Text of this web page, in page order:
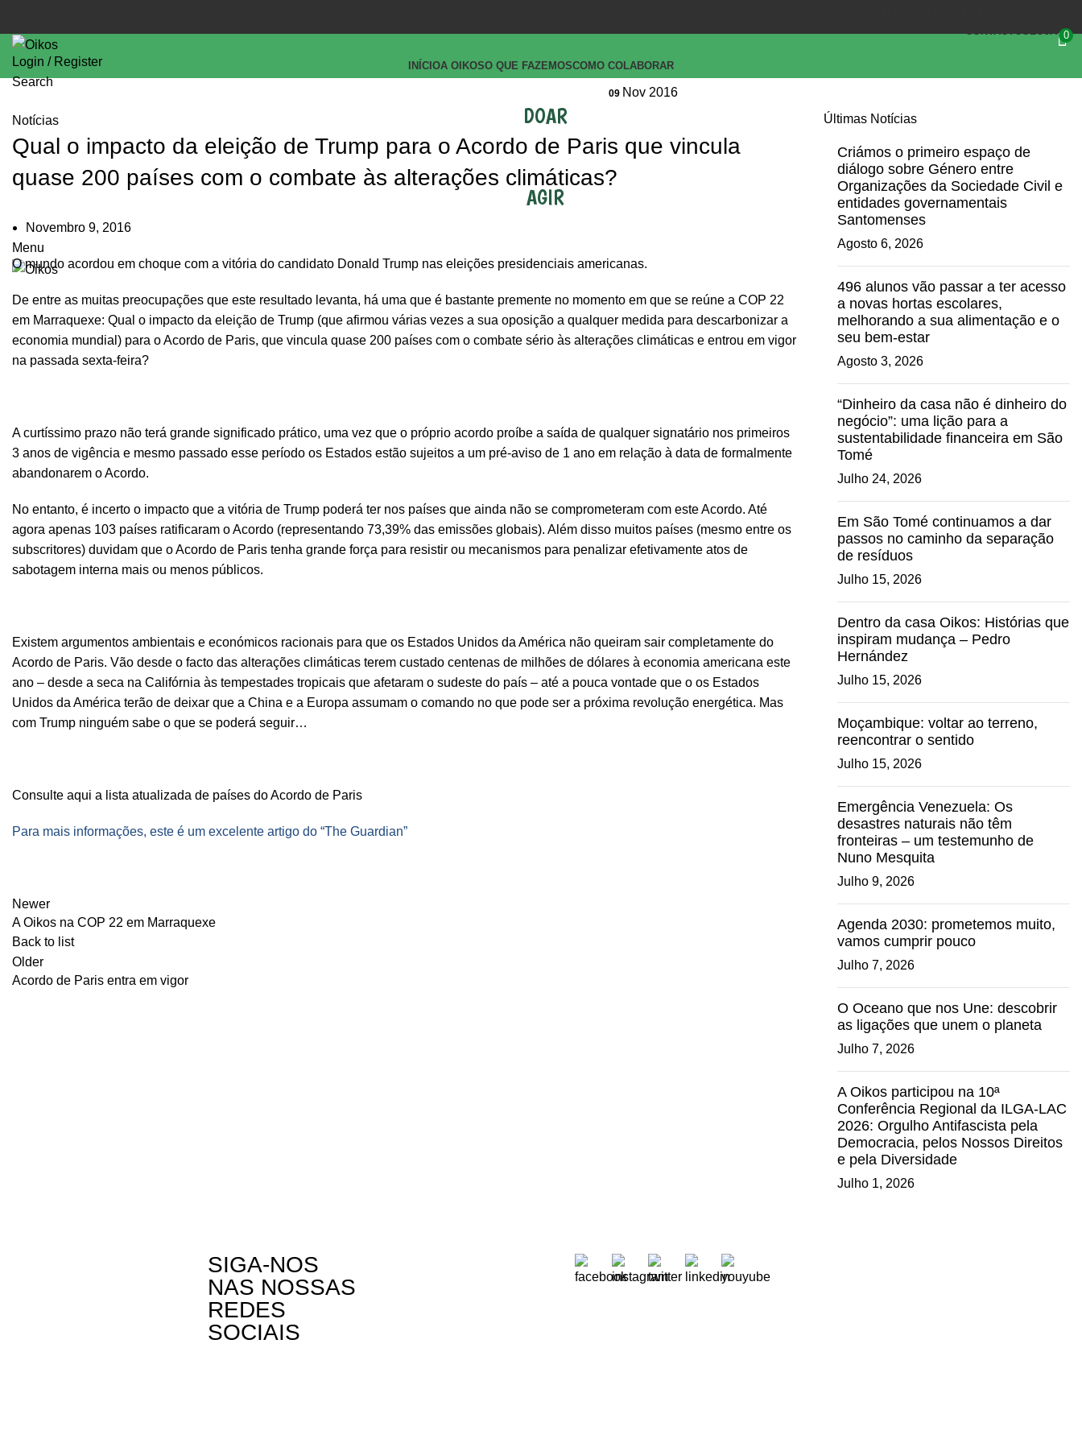
CONTACTOSLOJA 0
Login / Register
Search
INÍCIOA OIKOSO QUE FAZEMOSCOMO COLABORAR
DOAR
AGIR
Menu
Notícias
Qual o impacto da eleição de Trump para o Acordo de Paris que vincula
quase 200 países com o combate às alterações climáticas?
Novembro 9, 2016
09 Nov 2016
O mundo acordou em choque com a vitória do candidato Donald Trump nas eleições presidenciais americanas.
De entre as muitas preocupações que este resultado levanta, há uma que é bastante premente no momento em que se reúne a COP 22
em Marraquexe: Qual o impacto da eleição de Trump (que afirmou várias vezes a sua oposição a qualquer medida para descarbonizar a
economia mundial) para o Acordo de Paris, que vincula quase 200 países com o combate sério às alterações climáticas e entrou em vigor
na passada sexta-feira?
A curtíssimo prazo não terá grande significado prático, uma vez que o próprio acordo proíbe a saída de qualquer signatário nos primeiros
3 anos de vigência e mesmo passado esse período os Estados estão sujeitos a um pré-aviso de 1 ano em relação à data de formalmente
abandonarem o Acordo.
No entanto, é incerto o impacto que a vitória de Trump poderá ter nos países que ainda não se comprometeram com este Acordo. Até
agora apenas 103 países ratificaram o Acordo (representando 73,39% das emissões globais). Além disso muitos países (mesmo entre os
subscritores) duvidam que o Acordo de Paris tenha grande força para resistir ou mecanismos para penalizar efetivamente atos de
sabotagem interna mais ou menos públicos.
Existem argumentos ambientais e económicos racionais para que os Estados Unidos da América não queiram sair completamente do
Acordo de Paris. Vão desde o facto das alterações climáticas terem custado centenas de milhões de dólares à economia americana este
ano – desde a seca na Califórnia às tempestades tropicais que afetaram o sudeste do país – até a pouca vontade que o os Estados
Unidos da América terão de deixar que a China e a Europa assumam o comando no que pode ser a próxima revolução energética. Mas
com Trump ninguém sabe o que se poderá seguir…
Consulte aqui a lista atualizada de países do Acordo de Paris
Para mais informações, este é um excelente artigo do “The Guardian”
Newer
A Oikos na COP 22 em Marraquexe
Back to list
Older
Acordo de Paris entra em vigor
Últimas Notícias
Criámos o primeiro espaço de
diálogo sobre Género entre
Organizações da Sociedade Civil e
entidades governamentais
Santomenses
Agosto 6, 2026
496 alunos vão passar a ter acesso
a novas hortas escolares,
melhorando a sua alimentação e o
seu bem-estar
Agosto 3, 2026
“Dinheiro da casa não é dinheiro do
negócio”: uma lição para a
sustentabilidade financeira em São
Tomé
Julho 24, 2026
Em São Tomé continuamos a dar
passos no caminho da separação
de resíduos
Julho 15, 2026
Dentro da casa Oikos: Histórias que
inspiram mudança – Pedro
Hernández
Julho 15, 2026
Moçambique: voltar ao terreno,
reencontrar o sentido
Julho 15, 2026
Emergência Venezuela: Os
desastres naturais não têm
fronteiras – um testemunho de
Nuno Mesquita
Julho 9, 2026
Agenda 2030: prometemos muito,
vamos cumprir pouco
Julho 7, 2026
O Oceano que nos Une: descobrir
as ligações que unem o planeta
Julho 7, 2026
A Oikos participou na 10ª
Conferência Regional da ILGA-LAC
2026: Orgulho Antifascista pela
Democracia, pelos Nossos Direitos
e pela Diversidade
Julho 1, 2026
SIGA-NOS
NAS NOSSAS
REDES
SOCIAIS